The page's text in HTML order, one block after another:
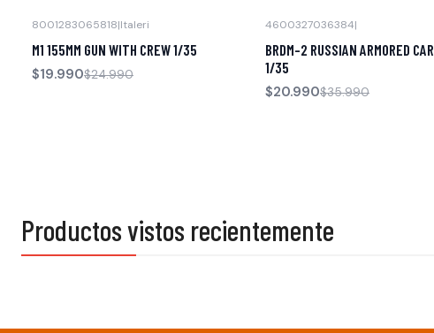
Agotado
8001283065818|Italeri
M1 155MM GUN WITH CREW 1/35
$19.990$24.990
4600327036384|
BRDM-2 RUSSIAN ARMORED CAR
1/35
$20.990$35.990
Productos vistos recientemente